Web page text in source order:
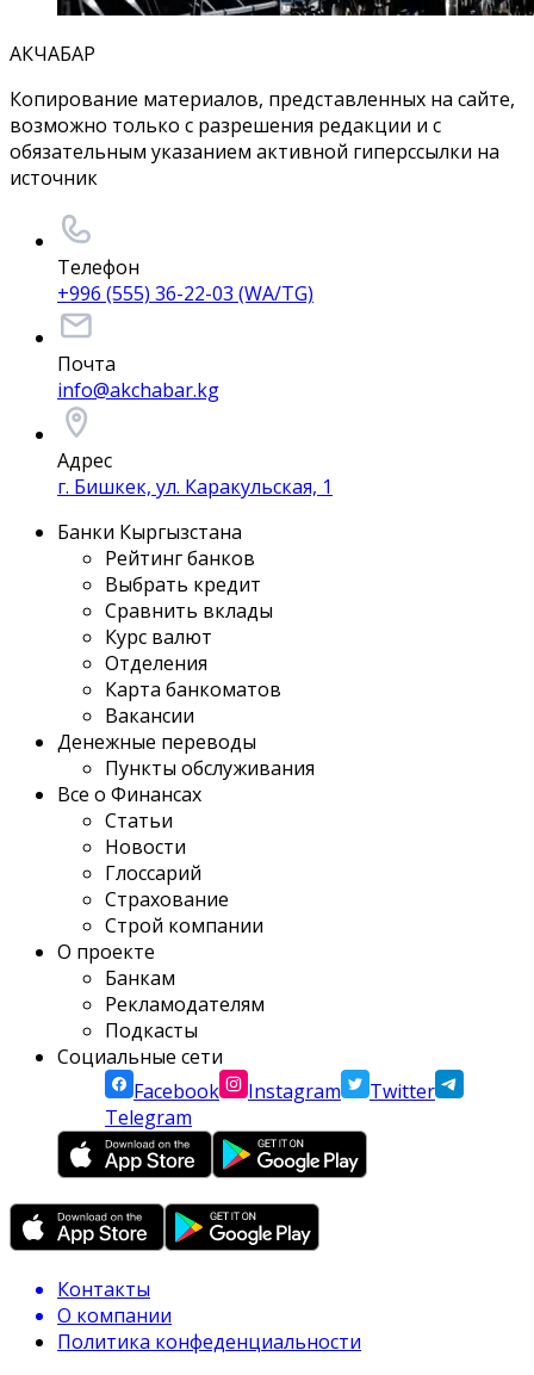
АКЧАБАР
Копирование материалов, представленных на сайте,
возможно только с разрешения редакции и с
обязательным указанием активной гиперссылки на
источник
Телефон
+996 (555) 36-22-03 (WA/TG)
Почта
info@akchabar.kg
Адрес
г. Бишкек, ул. Каракульская, 1
Банки Кыргызстана
Рейтинг банков
Выбрать кредит
Сравнить вклады
Курс валют
Отделения
Карта банкоматов
Вакансии
Денежные переводы
Пункты обслуживания
Все о Финансах
Статьи
Новости
Глоссарий
Страхование
Строй компании
О проекте
Банкам
Рекламодателям
Подкасты
Социальные сети
Facebook
Instagram
Twitter
Telegram
Контакты
О компании
Политика конфеденциальности